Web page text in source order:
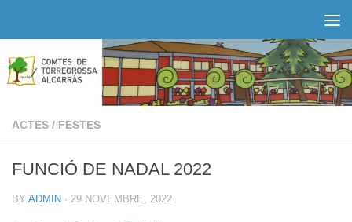
ACTES / FESTES
FUNCIÓ DE NADAL 2022
BY ADMIN · 29 NOVEMBRE, 2022